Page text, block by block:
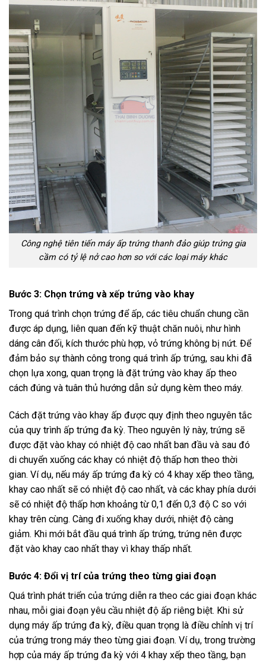
Công nghệ tiên tiến máy ấp trứng thanh đảo giúp trứng gia
cầm có tỷ lệ nở cao hơn so với các loại máy khác
Bước 3: Chọn trứng và xếp trứng vào khay
Trong quá trình chọn trứng để ấp, các tiêu chuẩn chung cần
được áp dụng, liên quan đến kỹ thuật chăn nuôi, như hình
dáng cân đối, kích thước phù hợp, vỏ trứng không bị nứt. Để
đảm bảo sự thành công trong quá trình ấp trứng, sau khi đã
chọn lựa xong, quan trọng là đặt trứng vào khay ấp theo
cách đúng và tuân thủ hướng dẫn sử dụng kèm theo máy.
Cách đặt trứng vào khay ấp được quy định theo nguyên tắc
của quy trình ấp trứng đa kỳ. Theo nguyên lý này, trứng sẽ
được đặt vào khay có nhiệt độ cao nhất ban đầu và sau đó
di chuyển xuống các khay có nhiệt độ thấp hơn theo thời
gian. Ví dụ, nếu máy ấp trứng đa kỳ có 4 khay xếp theo tầng,
khay cao nhất sẽ có nhiệt độ cao nhất, và các khay phía dưới
sẽ có nhiệt độ thấp hơn khoảng từ 0,1 đến 0,3 độ C so với
khay trên cùng. Càng đi xuống khay dưới, nhiệt độ càng
giảm. Khi mới bắt đầu quá trình ấp trứng, trứng nên được
đặt vào khay cao nhất thay vì khay thấp nhất.
Bước 4: Đổi vị trí của trứng theo từng giai đoạn
Quá trình phát triển của trứng diễn ra theo các giai đoạn khác
nhau, mỗi giai đoạn yêu cầu nhiệt độ ấp riêng biệt. Khi sử
dụng máy ấp trứng đa kỳ, điều quan trọng là điều chỉnh vị trí
của trứng trong máy theo từng giai đoạn. Ví dụ, trong trường
hợp của máy ấp trứng đa kỳ với 4 khay xếp theo tầng, bạn